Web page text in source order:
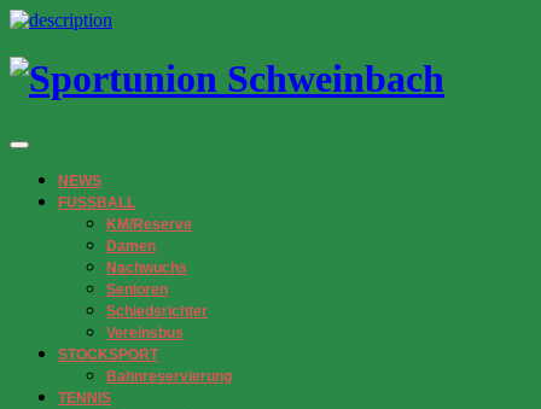
NEWS
FUSSBALL
KM/Reserve
Damen
Nachwuchs
Senioren
Schiedsrichter
Vereinsbus
STOCKSPORT
Bahnreservierung
TENNIS